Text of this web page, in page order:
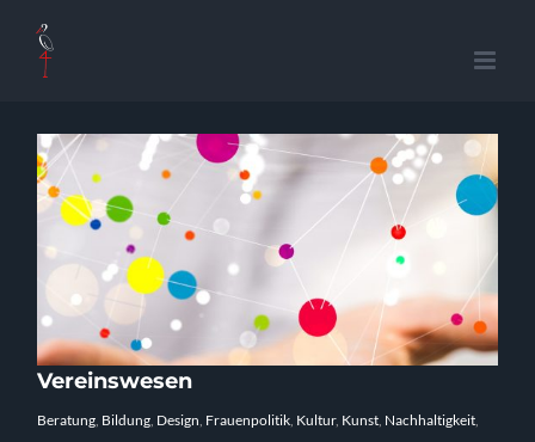
Inhalt
Vereinswesen
Beratung Bildung Design Frauenpolitik Kultur, Kunst Nachhaltigkeit